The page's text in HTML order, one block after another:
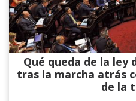
Qué queda de la ley
tras la marcha atrás
de la